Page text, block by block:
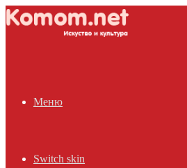
Меню
Switch skin